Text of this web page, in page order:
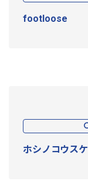
footloose
ホシノコウスケ